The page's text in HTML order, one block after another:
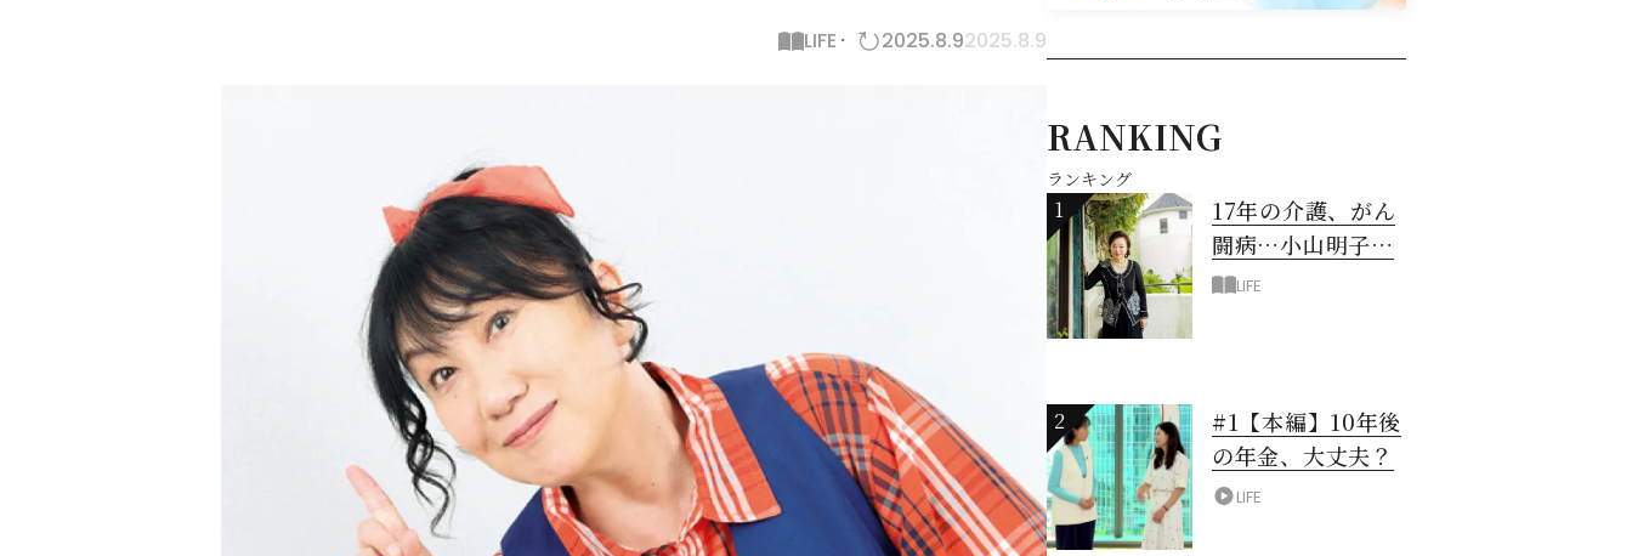
LIFE 2025.8.92025.8.9
RANKING
ランキング
1
17年の介護、がん
闘病…小山明子さ
ん「今満たされて
LIFE
2
#1【本編】10年後
の年金、大丈夫？
LIFE